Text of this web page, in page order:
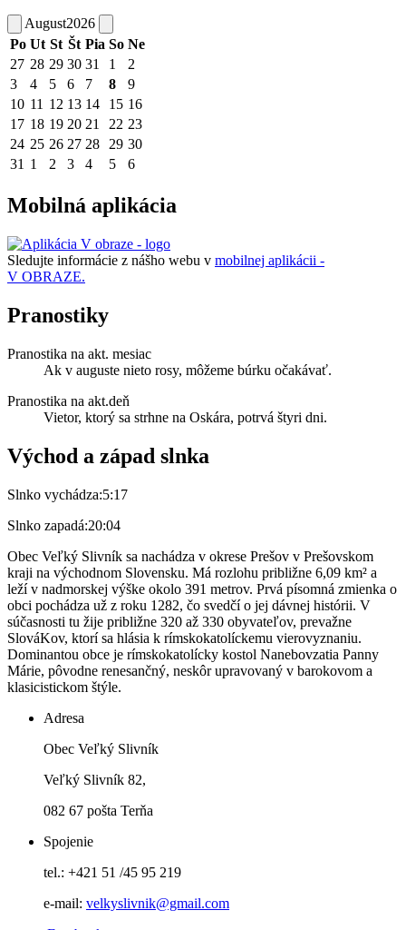
August2026
Po Ut St Št Pia So Ne
27 28 29 30 31 1
2
3
4 5 6 7 8
9
10 11 12 13 14 15 16
17 18 19 20 21 22 23
24 25 26 27 28 29 30
31 1 2 3 4 5 6
Mobilná aplikácia
Sledujte informácie z nášho webu v mobilnej aplikácii -
V OBRAZE.
Pranostiky
Pranostika na akt. mesiac
Ak v auguste nieto rosy, môžeme búrku očakávať.
Pranostika na akt.deň
Vietor, ktorý sa strhne na Oskára, potrvá štyri dni.
Východ a západ slnka
Slnko vychádza:5:17
Slnko zapadá:20:04
Obec Veľký Slivník sa nachádza v okrese Prešov v Prešovskom
kraji na východnom Slovensku. Má rozlohu približne 6,09 km² a
leží v nadmorskej výške okolo 391 metrov. Prvá písomná zmienka o
obci pochádza už z roku 1282, čo svedčí o jej dávnej histórii. V
súčasnosti tu žije približne 320 až 330 obyvateľov, prevažne
SlováKov, ktorí sa hlásia k rímskokatolíckemu vierovyznaniu.
Dominantou obce je rímskokatolícky kostol Nanebovzatia Panny
Márie, pôvodne renesančný, neskôr upravovaný v barokovom a
klasicistickom štýle.
Adresa
Obec Veľký Slivník
Veľký Slivník 82,
082 67 pošta Terňa
Spojenie
tel.: +421 51 /45 95 219
e-mail: velkyslivnik@gmail.com